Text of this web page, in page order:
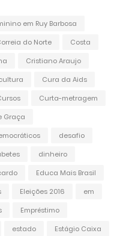
em Ruy Barbosa
do Norte
Costa
Cristiano Araujo
Cura da Aids
Curta-metragem
Graça
desafio
dinheiro
Educa Mais Brasil
Eleições 2016
em
Empréstimo
estado
Estágio Caixa